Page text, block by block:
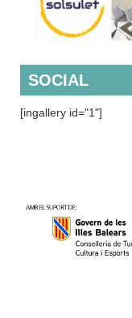
SOCIAL
[ingallery id="1"]